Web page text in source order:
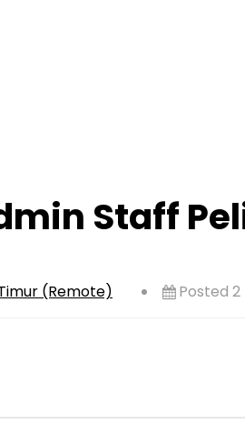
Staff
(Remote) Posted